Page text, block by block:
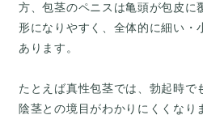
方、包茎のペニスは亀頭が包皮に
形になりやすく、全体的に細い・
あります。
たとえば真性包茎では、勃起時で